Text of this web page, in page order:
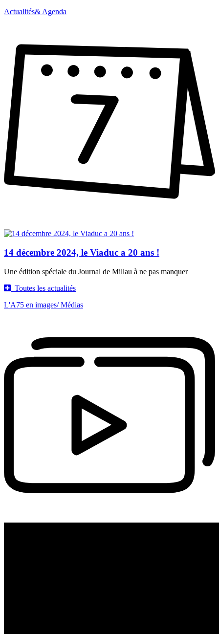
Actualités& Agenda
14 décembre 2024, le Viaduc a 20 ans !
Une édition spéciale du Journal de Millau à ne pas manquer
Toutes les actualités
L'A75 en images/ Médias